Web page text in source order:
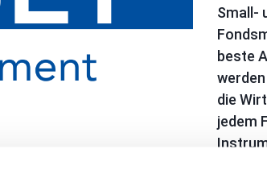
Small-
beste
die
jedem
zu